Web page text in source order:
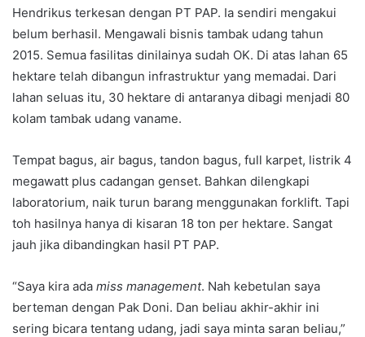
Hendrikus terkesan dengan PT PAP. Ia sendiri mengakui
belum berhasil. Mengawali bisnis tambak udang tahun
2015. Semua fasilitas dinilainya sudah OK. Di atas lahan 65
hektare telah dibangun infrastruktur yang memadai. Dari
lahan seluas itu, 30 hektare di antaranya dibagi menjadi 80
kolam tambak udang vaname.
Tempat bagus, air bagus, tandon bagus, full karpet, listrik 4
megawatt plus cadangan genset. Bahkan dilengkapi
laboratorium, naik turun barang menggunakan forklift. Tapi
toh hasilnya hanya di kisaran 18 ton per hektare. Sangat
jauh jika dibandingkan hasil PT PAP.
“Saya kira ada miss management. Nah kebetulan saya
berteman dengan Pak Doni. Dan beliau akhir-akhir ini
sering bicara tentang udang, jadi saya minta saran beliau,”